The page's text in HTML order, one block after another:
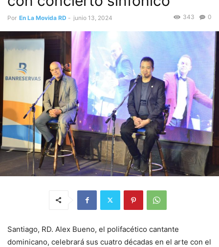
Por En La Movida RD - junio 13, 2024 0
343
Santiago, RD. Alex Bueno, el polifacético cantante
dominicano, celebrará sus cuatro décadas en el arte con el